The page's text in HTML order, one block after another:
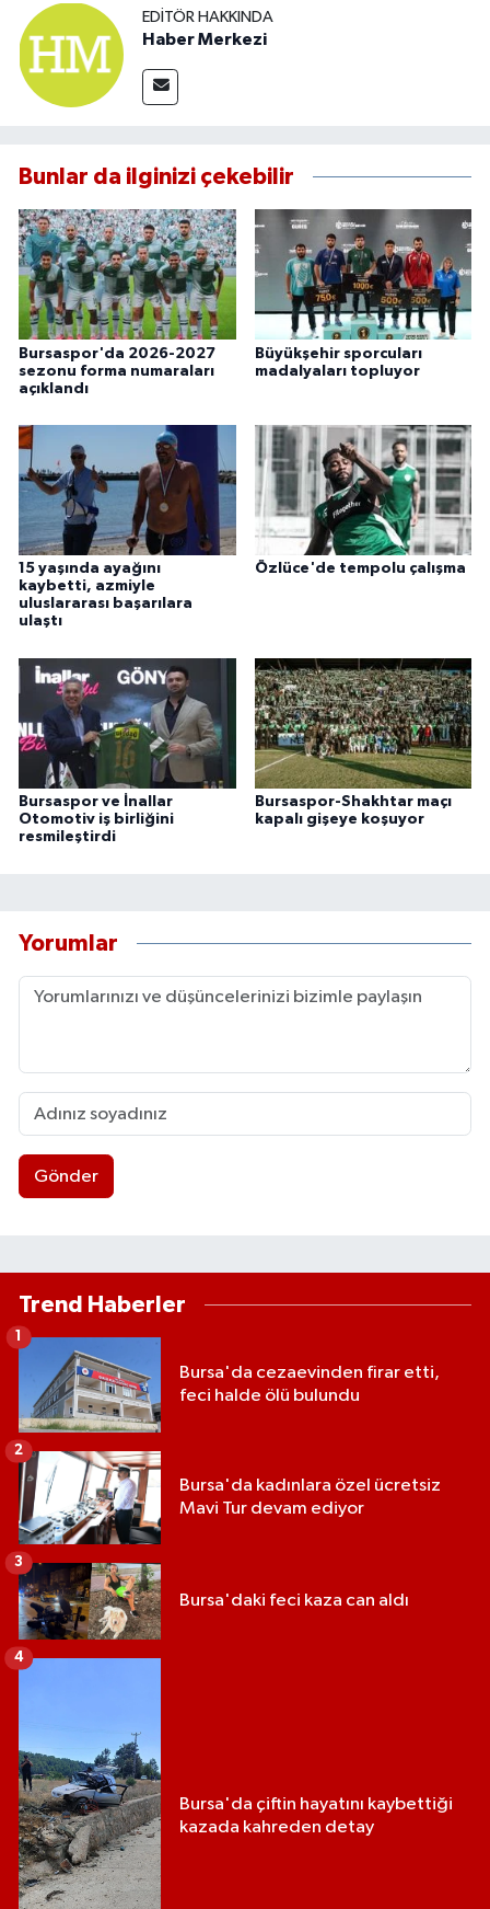
EDITÖR HAKKINDA
Haber Merkezi
Bunlar da ilginizi çekebilir
Bursaspor'da 2026-2027
sezonu forma numaraları
açıklandı
Büyükşehir sporcuları
madalyaları topluyor
15 yaşında ayağını
kaybetti, azmiyle
uluslararası başarılara
ulaştı
Özlüce'de tempolu çalışma
Bursaspor ve İnallar
Otomotiv iş birliğini
resmileştirdi
Bursaspor-Shakhtar maçı
kapalı gişeye koşuyor
Yorumlar
Gönder
Trend Haberler
Bursa'da cezaevinden firar etti,
feci halde ölü bulundu
1
Bursa'da kadınlara özel ücretsiz
Mavi Tur devam ediyor
2
Bursa'daki feci kaza can aldı
3
Bursa'da çiftin hayatını kaybettiği
kazada kahreden detay
4